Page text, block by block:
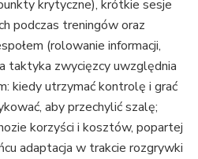
krytyczne), krótkie sesje
podczas treningów oraz
(rolowanie informacji,
taktyka zwycięzcy uwzględnia
kiedy utrzymać kontrolę i grać
aby przechylić szalę;
korzyści i kosztów, popartej
adaptacja w trakcie rozgrywki